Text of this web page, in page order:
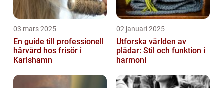
03 mars 2025
En guide till professionell
hårvård hos frisör i
Karlshamn
02 januari 2025
Utforska världen av
plädar: Stil och funktion i
harmoni